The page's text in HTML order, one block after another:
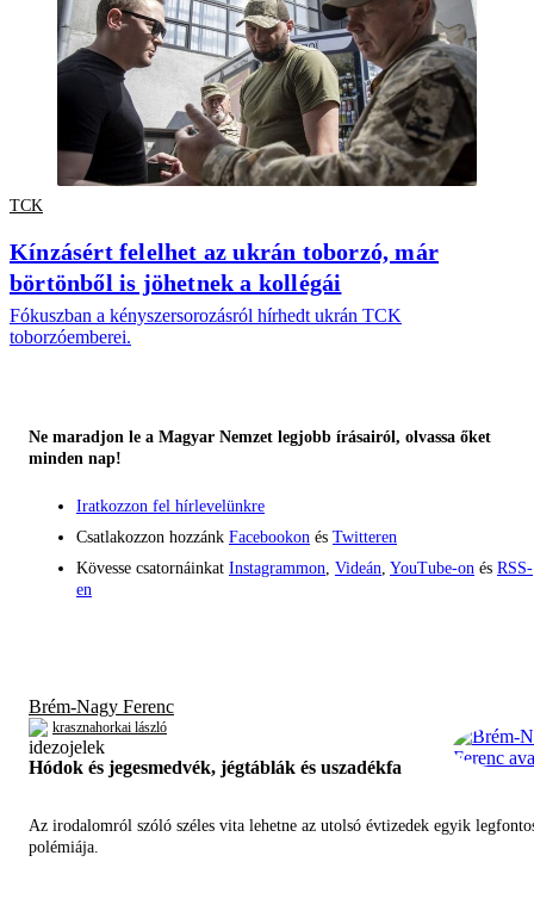
TCK
Kínzásért felelhet az ukrán toborzó, már
börtönből is jöhetnek a kollégái
Fókuszban a kényszersorozásról hírhedt ukrán TCK
toborzóemberei.
Ne maradjon le a Magyar Nemzet legjobb írásairól, olvassa őket
minden nap!
Iratkozzon fel hírlevelünkre
Csatlakozzon hozzánk Facebookon és Twitteren
Kövesse csatornáinkat Instagrammon, Videán, YouTube-on és RSS-
en
Brém-Nagy Ferenc
krasznahorkai lászló
Hódok és jegesmedvék, jégtáblák és uszadékfa
Az irodalomról szóló széles vita lehetne az utolsó évtizedek egyik
polémiája.